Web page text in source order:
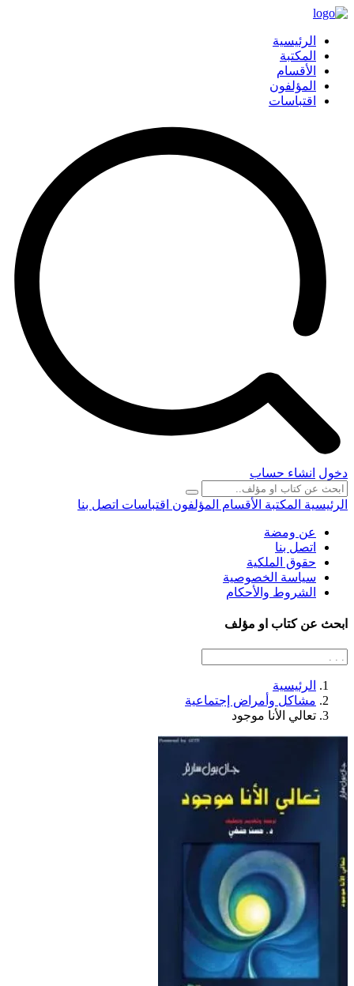
الرئيسية
المكتبة
الأقسام
المؤلفون
اقتباسات
دخول انشاء حساب
الرئيسية المكتبة الأقسام المؤلفون اقتباسات اتصل بنا
عن ومضة
اتصل بنا
حقوق الملكية
سياسة الخصوصية
الشروط والأحكام
ابحث عن كتاب او مؤلف
الرئيسية
مشاكل وأمراض إجتماعية
تعالي الأنا موجود